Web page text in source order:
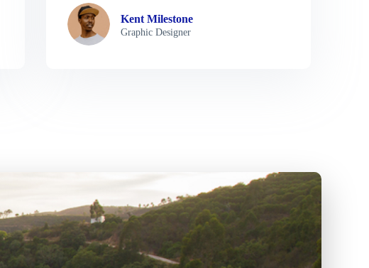
Kent Milestone
Graphic Designer